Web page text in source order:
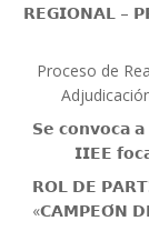
𝗥𝗘𝗚𝗜𝗢𝗡𝗔𝗟 –
Proceso de
𝗦𝗲 𝗰𝗼𝗻𝘃𝗼𝗰𝗮 𝗮
𝗜𝗜𝗘𝗘
𝗥𝗢𝗟 𝗗𝗘
«𝗖𝗔𝗠𝗣𝗘𝗢́𝗡